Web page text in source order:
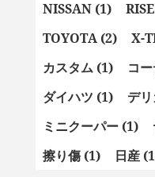
NISSAN (1)
TOYOTA (2)
X-
カスタム (1)
コ
ダイハツ (1)
デ
ミニクーパー (1)
擦り傷 (1)
日産